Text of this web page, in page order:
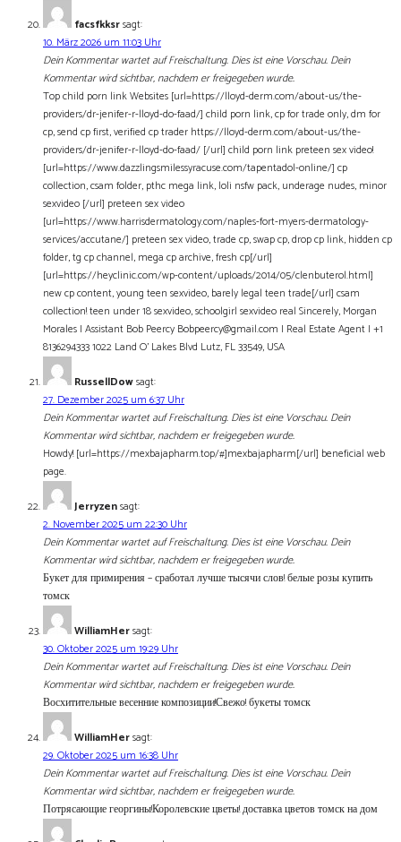
facsfkksrsagt:
10. März 2026 um 11:03 Uhr
Dein Kommentar wartet auf Freischaltung. Dies ist eine Vorschau. Dein
Kommentar wird sichtbar, nachdem er freigegeben wurde.
Top child porn link Websites [url=https://lloyd-derm.com/about-us/the-
providers/dr-jenifer-r-lloyd-do-faad/] child porn link, cp for trade only, dm for
cp, send cp first, verified cp trader https://lloyd-derm.com/about-us/the-
providers/dr-jenifer-r-lloyd-do-faad/ [/url] child porn link preteen sex video!
[url=https://www.dazzlingsmilessyracuse.com/tapentadol-online/] cp
collection, csam folder, pthc mega link, loli nsfw pack, underage nudes, minor
sexvideo [/url] preteen sex video
[url=https://www.harrisdermatology.com/naples-fort-myers-dermatology-
services/accutane/] preteen sex video, trade cp, swap cp, drop cp link, hidden cp
folder, tg cp channel, mega cp archive, fresh cp[/url]
[url=https://heyclinic.com/wp-content/uploads/2014/05/clenbuterol.html]
new cp content, young teen sexvideo, barely legal teen trade[/url] csam
collection! teen under 18 sexvideo, schoolgirl sexvideo real Sincerely, Morgan
Morales | Assistant Bob Peercy Bobpeercy@gmail.com | Real Estate Agent | +1
8136294333 1022 Land O’ Lakes Blvd Lutz, FL 33549, USA
RussellDowsagt:
27. Dezember 2025 um 6:37 Uhr
Dein Kommentar wartet auf Freischaltung. Dies ist eine Vorschau. Dein
Kommentar wird sichtbar, nachdem er freigegeben wurde.
Howdy! [url=https://mexbajapharm.top/#]mexbajapharm[/url] beneficial web
page.
Jerryzensagt:
2. November 2025 um 22:30 Uhr
Dein Kommentar wartet auf Freischaltung. Dies ist eine Vorschau. Dein
Kommentar wird sichtbar, nachdem er freigegeben wurde.
Букет для примирения – сработал лучше тысячи слов! белые розы купить
томск
WilliamHersagt:
30. Oktober 2025 um 19:29 Uhr
Dein Kommentar wartet auf Freischaltung. Dies ist eine Vorschau. Dein
Kommentar wird sichtbar, nachdem er freigegeben wurde.
Восхитительные весенние композиции!Свежо! букеты томск
WilliamHersagt:
29. Oktober 2025 um 16:38 Uhr
Dein Kommentar wartet auf Freischaltung. Dies ist eine Vorschau. Dein
Kommentar wird sichtbar, nachdem er freigegeben wurde.
Потрясающие георгины!Королевские цветы! доставка цветов томск на дом